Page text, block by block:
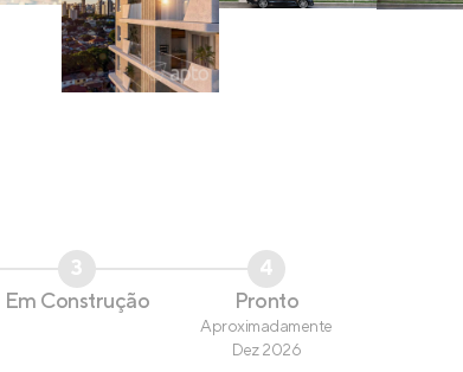
3
Em Construção
4
Pronto
Aproximadamente
Dez 2026